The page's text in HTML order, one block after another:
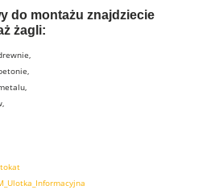
do montażu znajdziecie
żagli: